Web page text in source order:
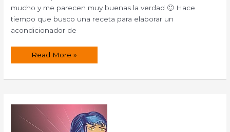
mucho y me parecen muy buenas la verdad 🙂 Hace
tiempo que busco una receta para elaborar un
acondicionador de
Suavizante
manteca
Read More »